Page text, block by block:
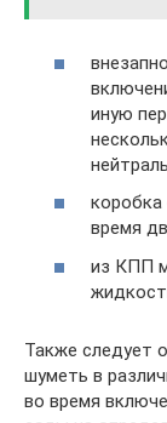
иную
время
из КПП
Также следует
шуметь в
во время